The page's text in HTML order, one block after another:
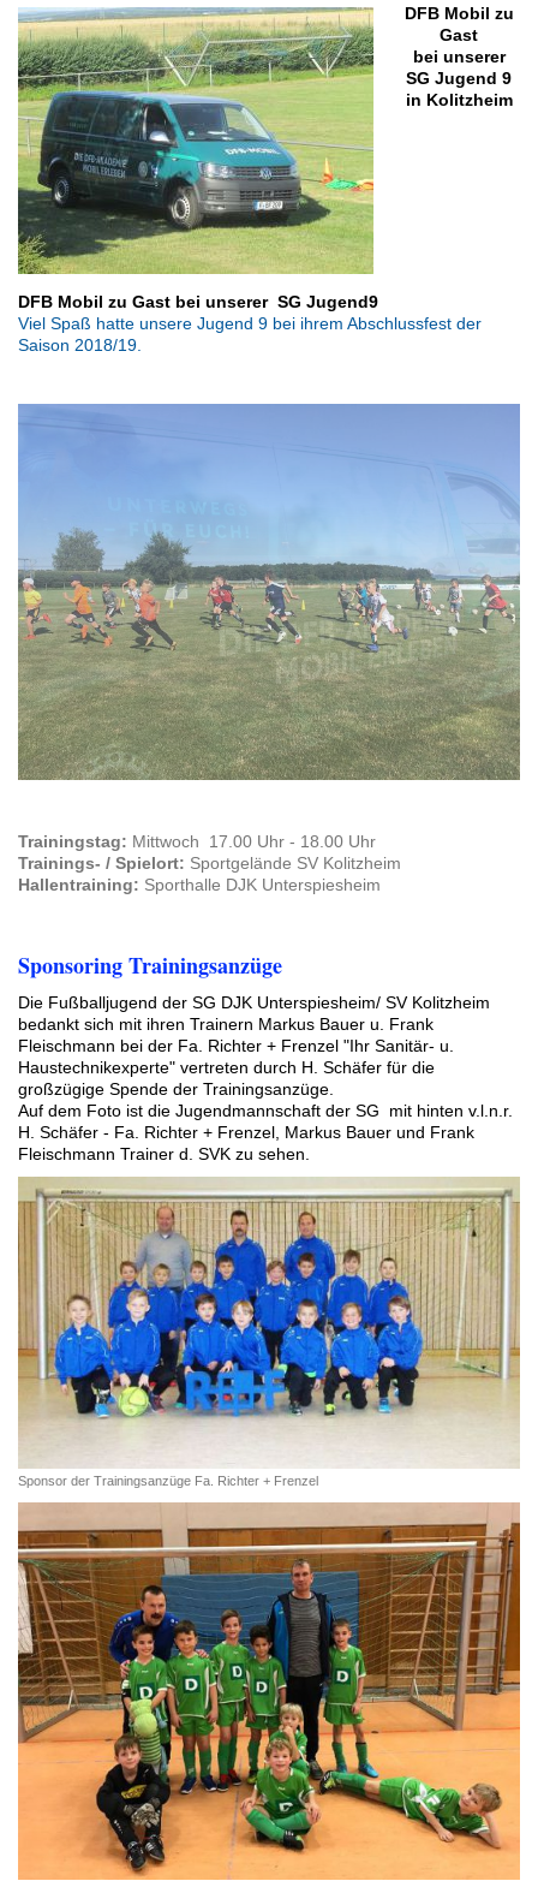
DFB Mobil zu
Gast
bei unserer
SG Jugend 9
in Kolitzheim
DFB Mobil zu Gast bei unserer SG Jugend9
Viel Spaß hatte unsere Jugend 9 bei ihrem Abschlussfest der
Saison 2018/19.
Trainingstag: Mittwoch 17.00 Uhr - 18.00 Uhr
Trainings- / Spielort: Sportgelände SV Kolitzheim
Hallentraining: Sporthalle DJK Unterspiesheim
Sponsoring Trainingsanzüge
Die Fußballjugend der SG DJK Unterspiesheim/ SV Kolitzheim
bedankt sich mit ihren Trainern Markus Bauer u. Frank
Fleischmann bei der Fa. Richter + Frenzel "Ihr Sanitär- u.
Haustechnikexperte" vertreten durch H. Schäfer für die
großzügige Spende der Trainingsanzüge.
Auf dem Foto ist die Jugendmannschaft der SG mit hinten v.l.n.r.
H. Schäfer - Fa. Richter + Frenzel, Markus Bauer und Frank
Fleischmann Trainer d. SVK zu sehen.
Sponsor der Trainingsanzüge Fa. Richter + Frenzel